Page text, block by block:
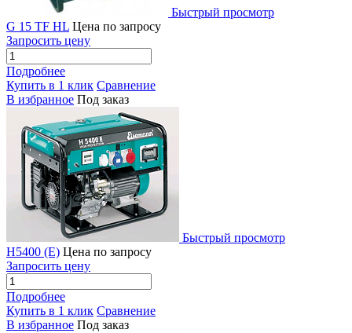
Быстрый просмотр
G 15 TF HL Цена по запросу
Запросить цену
Подробнее
Купить в 1 клик Сравнение
В избранное Под заказ
Быстрый просмотр
H5400 (E) Цена по запросу
Запросить цену
Подробнее
Купить в 1 клик Сравнение
В избранное Под заказ